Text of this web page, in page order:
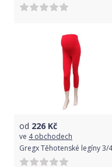
od 226 Kč
ve 4 obchodech